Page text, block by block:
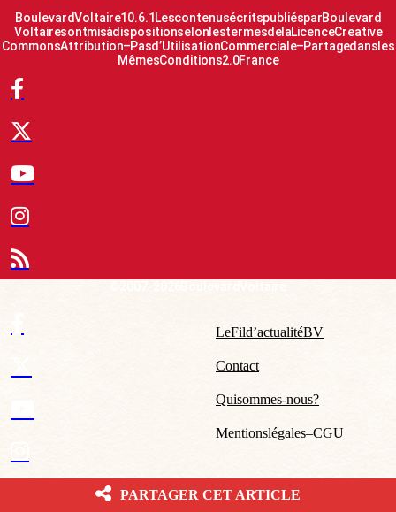
Boulevard Voltaire 10.6.1 Les contenus écrits publiés par Boulevard
Voltaire sont mis à disposition selon les termes de la Licence Creative
Commons Attribution – Pas d’Utilisation Commerciale – Partage dans les
Mêmes Conditions 2.0 France
Le Fil d’actualité BV
Contact
Qui sommes-nous ?
Mentions légales – CGU
PARTAGER CET ARTICLE